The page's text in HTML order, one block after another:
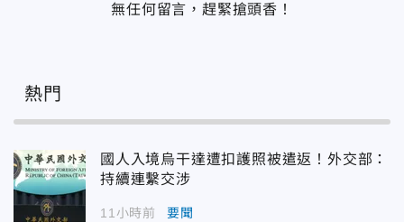
無任何留言，趕緊搶頭香！
熱門
國人入境烏干達遭扣護照被遣返！外交部：
持續連繫交涉
11小時前 要聞